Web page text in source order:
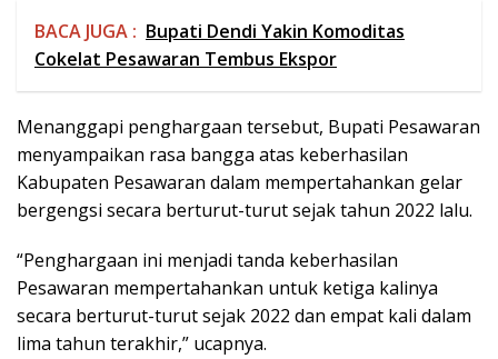
BACA JUGA : Bupati Dendi Yakin Komoditas
Cokelat Pesawaran Tembus Ekspor
Menanggapi penghargaan tersebut, Bupati Pesawaran
menyampaikan rasa bangga atas keberhasilan
Kabupaten Pesawaran dalam mempertahankan gelar
bergengsi secara berturut-turut sejak tahun 2022 lalu.
“Penghargaan ini menjadi tanda keberhasilan
Pesawaran mempertahankan untuk ketiga kalinya
secara berturut-turut sejak 2022 dan empat kali dalam
lima tahun terakhir,” ucapnya.